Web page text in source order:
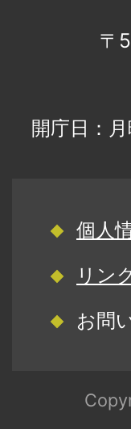
〒
開庁日：
個人
リン
お問